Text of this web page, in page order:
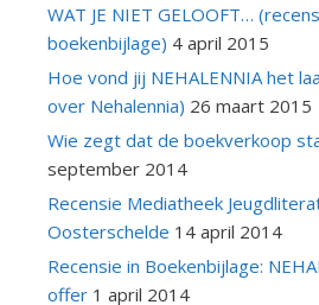
WAT JE NIET GELOOFT…
boekenbijlage) 4 april 2015
Hoe vond jij NEHALENNIA het
over Nehalennia) 26 maart 2015
Wie zegt dat de boekverkoop
september 2014
Recensie Mediatheek
Oosterschelde 14 april 2014
Recensie in Boekenbijlage:
offer 1 april 2014